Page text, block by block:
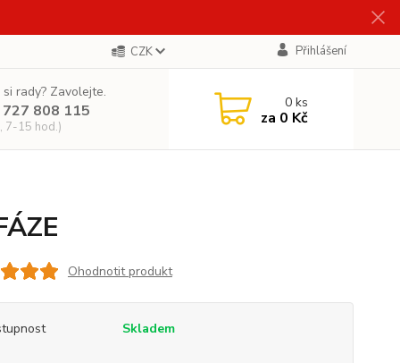
CZK Přihlášení
rady? Zavolejte.
808 115
7-15 hod.)
0ks
za 0 Kč
Ohodnotit produkt
Skladem